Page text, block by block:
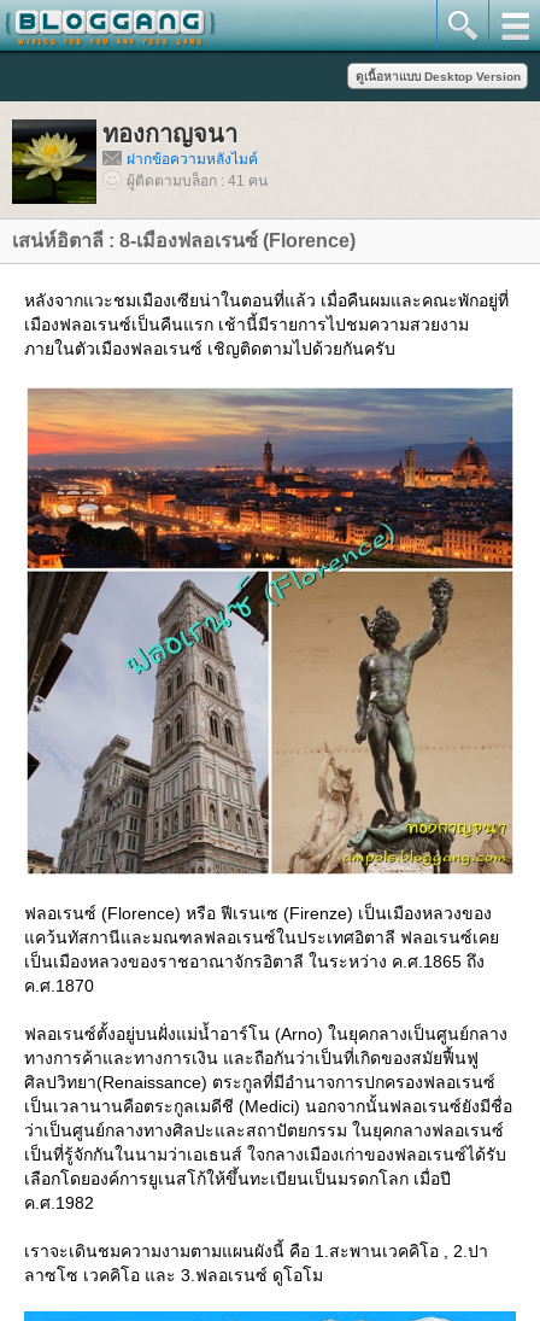
ทองกาญจนา
ฝากข้อความหลังไมค์
ผู้ติดตามบล็อก : 41 คน
เสน่ห์อิตาลี : 8-เมืองฟลอเรนซ์ (Florence)
หลังจากแวะชมเมืองเซียน่าในตอนที่แล้ว เมื่อคืนผมและคณะพักอยู่ที่
เมืองฟลอเรนซ์เป็นคืนแรก เช้านี้มีรายการไปชมความสวยงาม
ภายในตัวเมืองฟลอเรนซ์ เชิญติดตามไปด้วยกันครับ
ฟลอเรนซ์ (Florence) หรือ ฟีเรนเซ (Firenze) เป็นเมืองหลวงของ
คว้นทัสกานีและมณฑลฟลอเรนซ์ในประเทศอิตาลี ฟลอเรนซ์เค
เป็นเมืองหลวงของราชอาณาจักรอิตาลี ในระหว่าง ค.ศ.1865 ถึง
ค.ศ.1870
ฟลอเรนซ์ตั้งอยู่บนฝั่งแม่น้ำอาร์โน (Arno) ในยุคกลางเป็นศูนย์กลาง
ทางการค้าและทางการเงิน และถือกันว่าเป็นที่เกิดของสมัยฟื้นฟู
ศิลปวิทยา(Renaissance) ตระกูลที่มีอำนาจการปกครองฟลอเรนซ์
เป็นเวลานานคือตระกูลเมดีชี (Medici) นอกจากนั้นฟลอเรนซ์ยังมีชื่อ
ว่าเป็นศูนย์กลางทางศิลปะและสถาปัตยกรรม ในยุคกลางฟลอเรนซ์
เป็นที่รู้จักกันในนามว่าเอเธนส์ ใจกลางเมืองเก่าของฟลอเรนซ์ได้รับ
เลือกโดยองค์การยูเนสโก้ให้ขึ้นทะเบียนเป็นมรดกโลก เมื่อปี
ค.ศ.1982
เราจะเดินชมความงามตามแผนผังนี้ คือ 1.สะพานเวคคิโอ , 2.ปา
ลาซโซ เวคคิโอ และ 3.ฟลอเรนซ์ ดูโอโม